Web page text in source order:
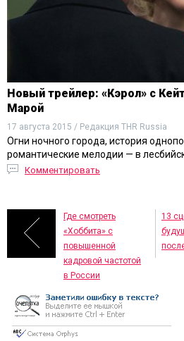
Новый трейлер: «Кэрол» с
Марой
17 августа 2015 / Редакция THR Russia
Огни ночного города, история
романтические мелодии — в
Комментировать
Где смотреть
«Хоббита» с
повышенной
кадровой частотой
в России
13